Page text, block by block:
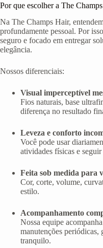
Por que escolher a The
Na The Champs Hair,
profundamente pessoal. Por
seguro e focado em entregar
elegância.
Nossos diferenciais:
Visual imperceptível
Fios naturais, base
diferença no resultado
Leveza e conforto
Você pode usar
atividades físicas e
Feita sob medida para
Cor, corte, volume,
estilo.
Acompanhamento
Nossa equipe
manutenções periódicas,
tranquilo.